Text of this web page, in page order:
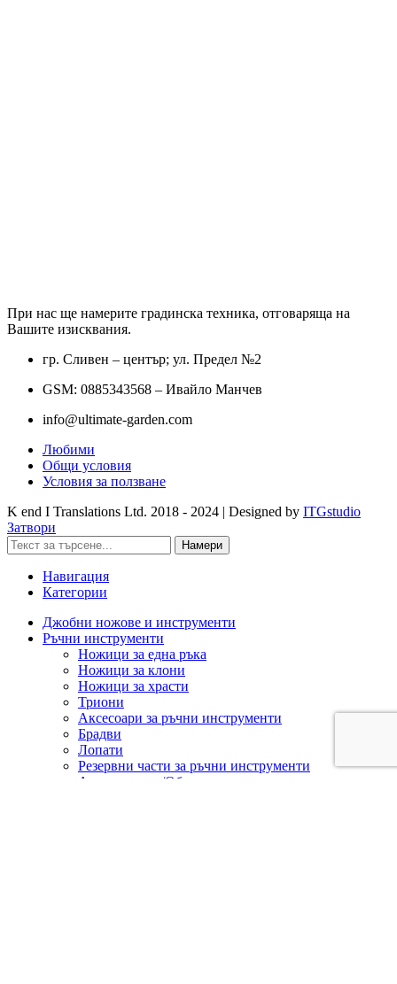
При нас ще намерите градинска техника, отговаряща на
Вашите изисквания.
гр. Сливен – център; ул. Предел №2
GSM: 0885343568 – Ивайло Манчев
info@ultimate-garden.com
Любими
Общи условия
Условия за ползване
K end I Translations Ltd. 2018 - 2024 | Designed by ITGstudio
Затвори
Намери
Навигация
Категории
Джобни ножове и инструменти
Ръчни инструменти
Ножици за една ръка
Ножици за клони
Ножици за храсти
Триони
Аксесоари за ръчни инструменти
Брадви
Лопати
Резервни части за ръчни инструменти
Ашладисване/Облагородяване